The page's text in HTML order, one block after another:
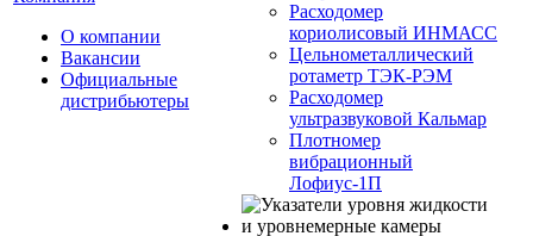
О компании
Вакансии
Официальные
дистрибьютеры
Расходомер
кориолисовый ИНМАСС
Цельнометаллический
ротаметр ТЭК-РЭМ
Расходомер
ультразвуковой Кальмар
Плотномер
вибрационный
Лофиус-1П